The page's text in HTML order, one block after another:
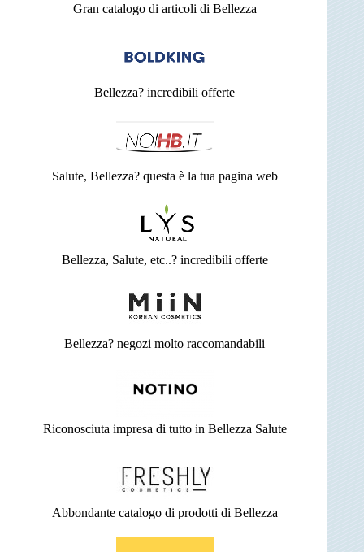
Gran catalogo di articoli di Bellezza
Bellezza? incredibili offerte
Salute, Bellezza? questa è la tua pagina web
Bellezza, Salute, etc..? incredibili offerte
Bellezza? negozi molto raccomandabili
Riconosciuta impresa di tutto in Bellezza Salute
Abbondante catalogo di prodotti di Bellezza